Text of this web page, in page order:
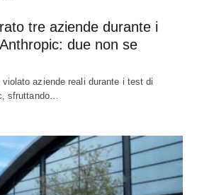
tre aziende durante i
due non se
aziende reali durante i test di
sfruttando…